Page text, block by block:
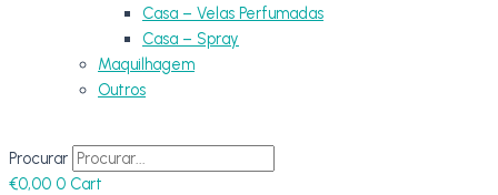
Casa – Velas Perfumadas
Casa – Spray
Maquilhagem
Outros
Procurar
€0,00 0 Cart